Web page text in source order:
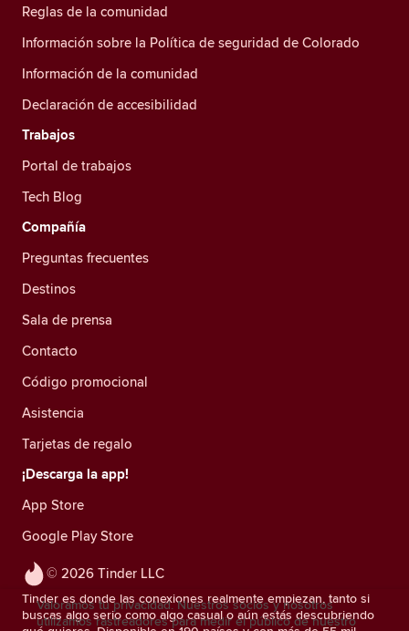
© 2026 Tinder LLC
Tinder es donde las conexiones realmente empiezan, tanto si
buscas algo serio como algo casual o aún estás descubriendo
Reglas de la comunidad
Información sobre la Política de seguridad de Colorado
Información de la comunidad
Declaración de accesibilidad
Trabajos
Portal de trabajos
Tech Blog
Compañía
Preguntas frecuentes
Destinos
Sala de prensa
Contacto
Código promocional
Asistencia
Tarjetas de regalo
¡Descarga la app!
App Store
Google Play Store
Valoramos tu privacidad. Nuestros socios y nosotros
utilizamos rastreadores para medir el público de nuestro